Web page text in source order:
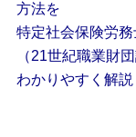
方法を
特定社会保険労
（21世紀職業財
わかりやすく解説